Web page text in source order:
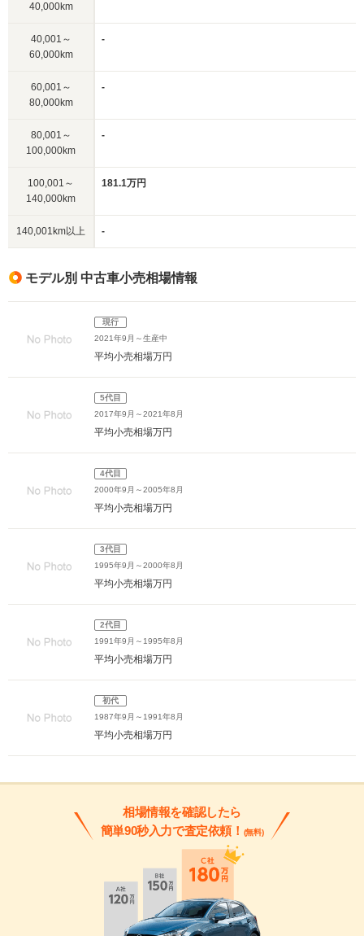
40,000km
40,001～
60,000km
-
60,001～
80,000km
-
80,001～
100,000km
-
100,001～
140,000km
181.1万円
140,001km以上 -
モデル別 中古車小売相場情報
現行
2021年9月～生産中
平均小売相場万円
5代目
2017年9月～2021年8月
平均小売相場万円
4代目
2000年9月～2005年8月
平均小売相場万円
3代目
1995年9月～2000年8月
平均小売相場万円
2代目
1991年9月～1995年8月
平均小売相場万円
初代
1987年9月～1991年8月
平均小売相場万円
相場情報を確認したら
簡単90秒入力で査定依頼！ (無料)